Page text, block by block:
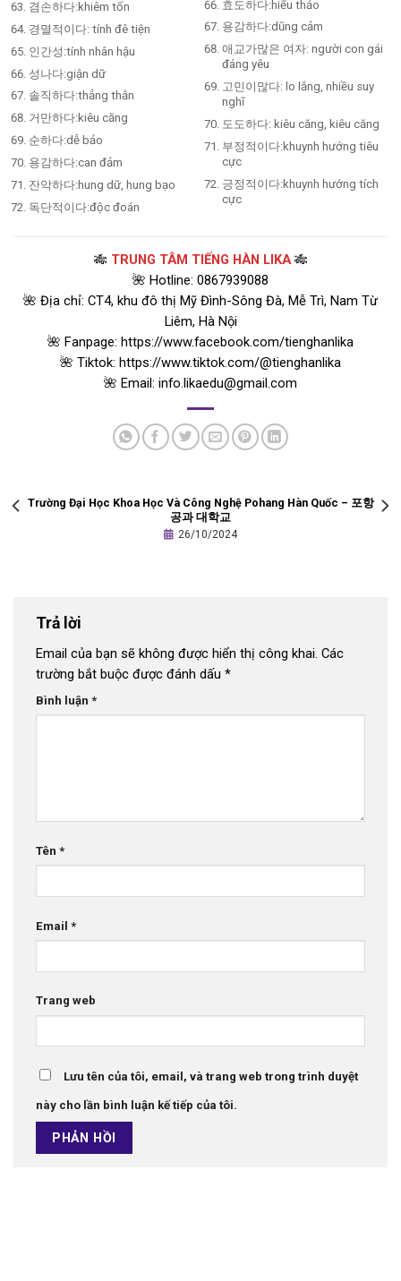
겸손하다:khiêm tốn
경멸적이다: tính đê tiện
인간성:tính nhân hậu
성나다:giận dữ
솔직하다:thẳng thắn
거만하다:kiêu căng
순하다:dễ bảo
용감하다:can đảm
잔악하다:hung dữ, hung bạo
독단적이다:độc đoán
효도하다:hiếu thảo
용감하다:dũng cảm
애교가많은 여자: người con gái
đáng yêu
고민이많다: lo lắng, nhiều suy
nghĩ
도도하다: kiêu căng, kiêu căng
부정적이다:khuynh hướng tiêu
cực
긍정적이다:khuynh hướng tích
cực
🎋 TRUNG TÂM TIẾNG HÀN LIKA🎋
🌺 Hotline: 0867939088
🌺 Địa chỉ: CT4, khu đô thị Mỹ Đình-Sông Đà, Mễ Trì, Nam Từ
Liêm, Hà Nội
🌺 Fanpage: https://www.facebook.com/tienghanlika
🌺 Tiktok: https://www.tiktok.com/@tienghanlika
🌺 Email: info.likaedu@gmail.com
Trường Đại Học Khoa Học Và Công Nghệ Pohang Hàn Quốc – 포항
공과 대학교
26/10/2024
Trả lời
Email của bạn sẽ không được hiển thị công khai. Các
trường bắt buộc được đánh dấu *
Bình luận *
Tên *
Email *
Trang web
Lưu tên của tôi, email, và trang web trong trình duyệt
này cho lần bình luận kế tiếp của tôi.